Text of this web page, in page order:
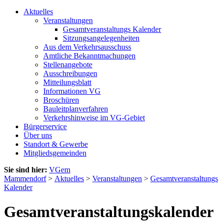
Aktuelles
Veranstaltungen
Gesamtveranstaltungs Kalender
Sitzungsangelegenheiten
Aus dem Verkehrsausschuss
Amtliche Bekanntmachungen
Stellenangebote
Ausschreibungen
Mitteilungsblatt
Informationen VG
Broschüren
Bauleitplanverfahren
Verkehrshinweise im VG-Gebiet
Bürgerservice
Über uns
Standort & Gewerbe
Mitgliedsgemeinden
Sie sind hier: VGem
Mammendorf> Aktuelles > Veranstaltungen > Gesamtveranstaltungs
Kalender
Gesamtveranstaltungskalender